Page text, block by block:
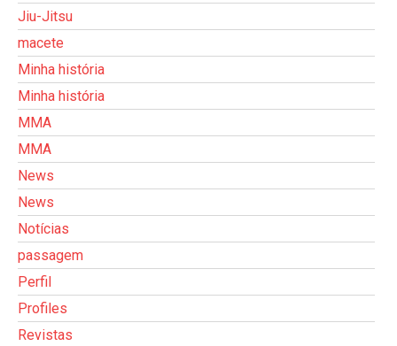
Jiu-Jitsu
macete
Minha história
Minha história
MMA
MMA
News
News
Notícias
passagem
Perfil
Profiles
Revistas